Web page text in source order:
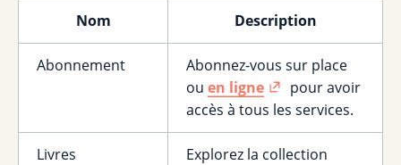
Nom Description
Abonnement
Abonnez-vous sur place
ou en ligne
pour avoir
accès à tous les services.
Livres
Explorez la collection